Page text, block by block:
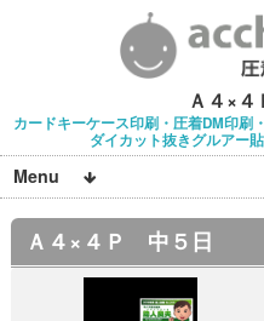
Ａ４×
カードキーケース印刷・圧着DM印刷
ダイカット抜きグルアー
Menu
Ａ４×４Ｐ 中５日